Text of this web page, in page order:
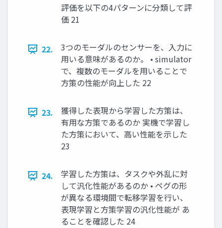
評価を以下の4パターンに分類して評
価 21
22.
3つのモーダルのセンサーを、入力に
用いる意味があるのか。 • simulator
で、複数のモーダルを用いることで
方策の性能が向上した 22
23.
獲得した表現から学習した方策は、
有用な方策であるのか 実機で学習し
た方策において、高い性能を示した
23
24.
学習した方策は、タスクや外乱に対
して汎化性能があるのか • ペグの形
が異なる環境間で転移学習を行い、
表現学習と方策学習の汎化性能が あ
ることを確認した 24